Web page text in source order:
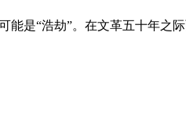
是“浩劫”。在文革五十年之